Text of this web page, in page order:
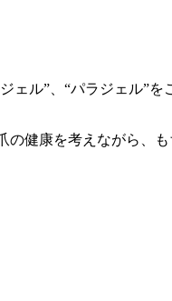
ェル”、“パラジェル”
の健康を考えながら、